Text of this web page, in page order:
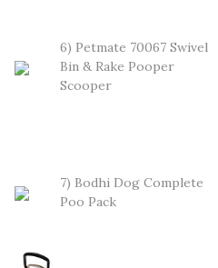
6) Petmate 70067 Swivel
Bin & Rake Pooper
Scooper
7) Bodhi Dog Complete
Poo Pack